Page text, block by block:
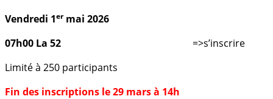
Vendredi 1ermai 2026
07h00 La 52 =>s’inscrire
Limité à 250 participants
Fin des inscriptions le 29 mars à 14h